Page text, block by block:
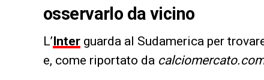
osservarlo da vicino
L’ Inter guarda al Sudamerica per
e, come riportato da